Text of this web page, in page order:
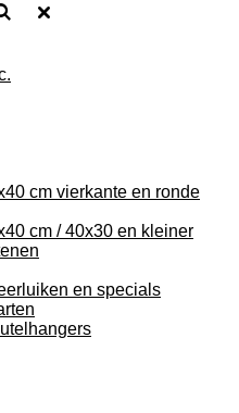
cm vierkante en ronde
cm / 40x30 en kleiner
en specials